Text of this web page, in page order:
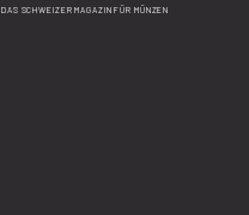
DAS SCHWEIZER MAGAZIN FÜR MÜNZEN